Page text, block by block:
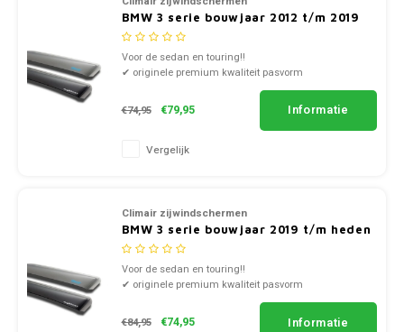
BMW 3 serie bouwjaar 2012 t/m 2019
Voor de sedan en touring!!
✔ originele premium kwaliteit pasvorm
✔ complete voorzijde set links en rechts
✔ doorzichtig smoke of zwart kunststof
€74,95 €79,95 Informatie
Vergelijk
Climair zijwindschermen
BMW 3 serie bouwjaar 2019 t/m heden
Voor de sedan en touring!!
✔ originele premium kwaliteit pasvorm
✔ complete voorzijde set links en rechts
✔ doorzichtig smoke of zwart kunststof
€84,95 €74,95 Informatie